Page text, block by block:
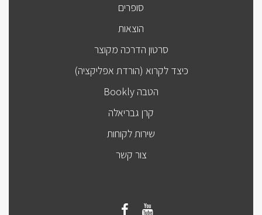
סופרים
הוצאות
סרטון הדרכה מקוצר
כיצד לקרוא (הורדת אפליקציה)
הטבה Bookly
קרן גבריאלה
שירות לקוחות
צור קשר